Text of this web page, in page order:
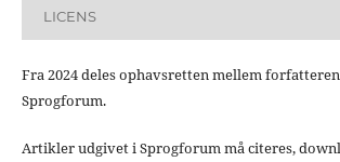
LICENS
Fra 2024 deles ophavsretten mellem
Sprogforum.
Artikler udgivet i Sprogforum må citeres,